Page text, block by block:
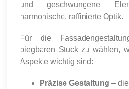
und geschwungene
harmonische, raffinierte Optik.
Für die
biegbaren Stuck zu wählen,
Aspekte wichtig sind:
Präzise Gestaltung –